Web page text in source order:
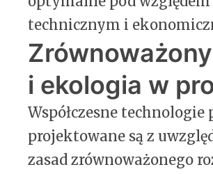
technicznym i
i ekologia w
Współczesne technologie
projektowane są z
zasad zrównoważonego